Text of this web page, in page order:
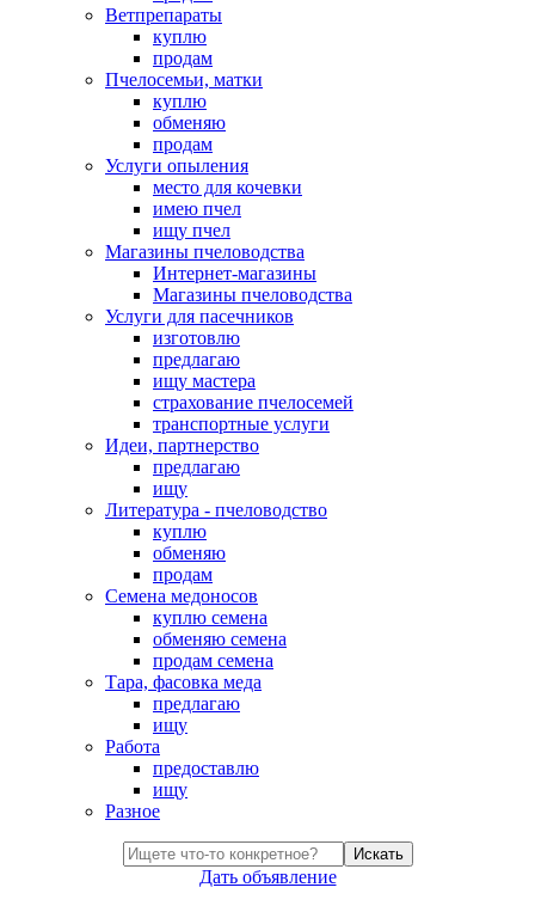
Ветпрепараты
куплю
продам
Пчелосемьи, матки
куплю
обменяю
продам
Услуги опыления
место для кочевки
имею пчел
ищу пчел
Магазины пчеловодства
Интернет-магазины
Магазины пчеловодства
Услуги для пасечников
изготовлю
предлагаю
ищу мастера
страхование пчелосемей
транспортные услуги
Идеи, партнерство
предлагаю
ищу
Литература - пчеловодство
куплю
обменяю
продам
Семена медоносов
куплю семена
обменяю семена
продам семена
Тара, фасовка меда
предлагаю
ищу
Работа
предоставлю
ищу
Разное
Искать
Дать объявление